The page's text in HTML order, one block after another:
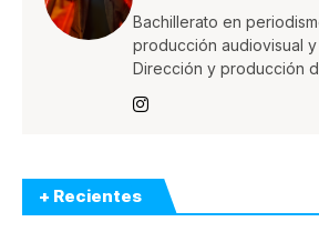
Bachillerato en
producción audiovisual
Dirección y producción
+ Recientes